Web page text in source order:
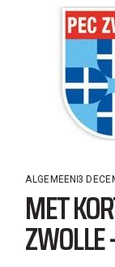
ALGEMEEN 3
MET
ZWOLLE